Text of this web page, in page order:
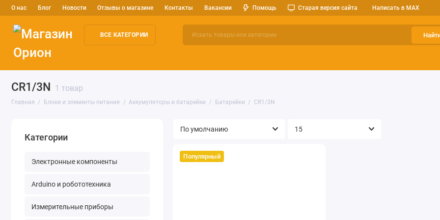
О нас Блог Новости Отзывы о магазине Контакты Вакансии Помощь Старая версия сайта Написать в MAX
ВСЕ КАТЕГОРИИ
Электронные компоненты
CR1/3N 1 товар
Главная Блоки и элементы питания Аккумуляторы и батарейки Батарейки CR1/3N
Категории
Электронные компоненты
Arduino и робототехника
Измерительные приборы
Популярный